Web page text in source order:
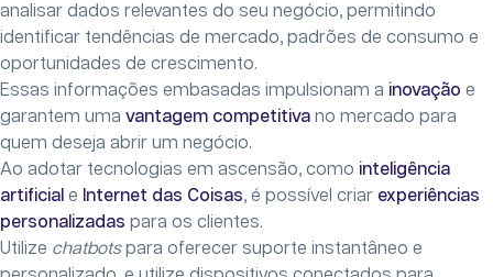
analisar dados relevantes do seu negócio, permitindo
identificar tendências de mercado, padrões de consumo e
oportunidades de crescimento.
Essas informações embasadas impulsionam a inovação e
garantem uma vantagem competitiva no mercado para
quem deseja abrir um negócio.
Ao adotar tecnologias em ascensão, como inteligência
artificial e Internet das Coisas, é possível criar experiências
personalizadas para os clientes.
Utilize chatbotspara oferecer suporte instantâneo e